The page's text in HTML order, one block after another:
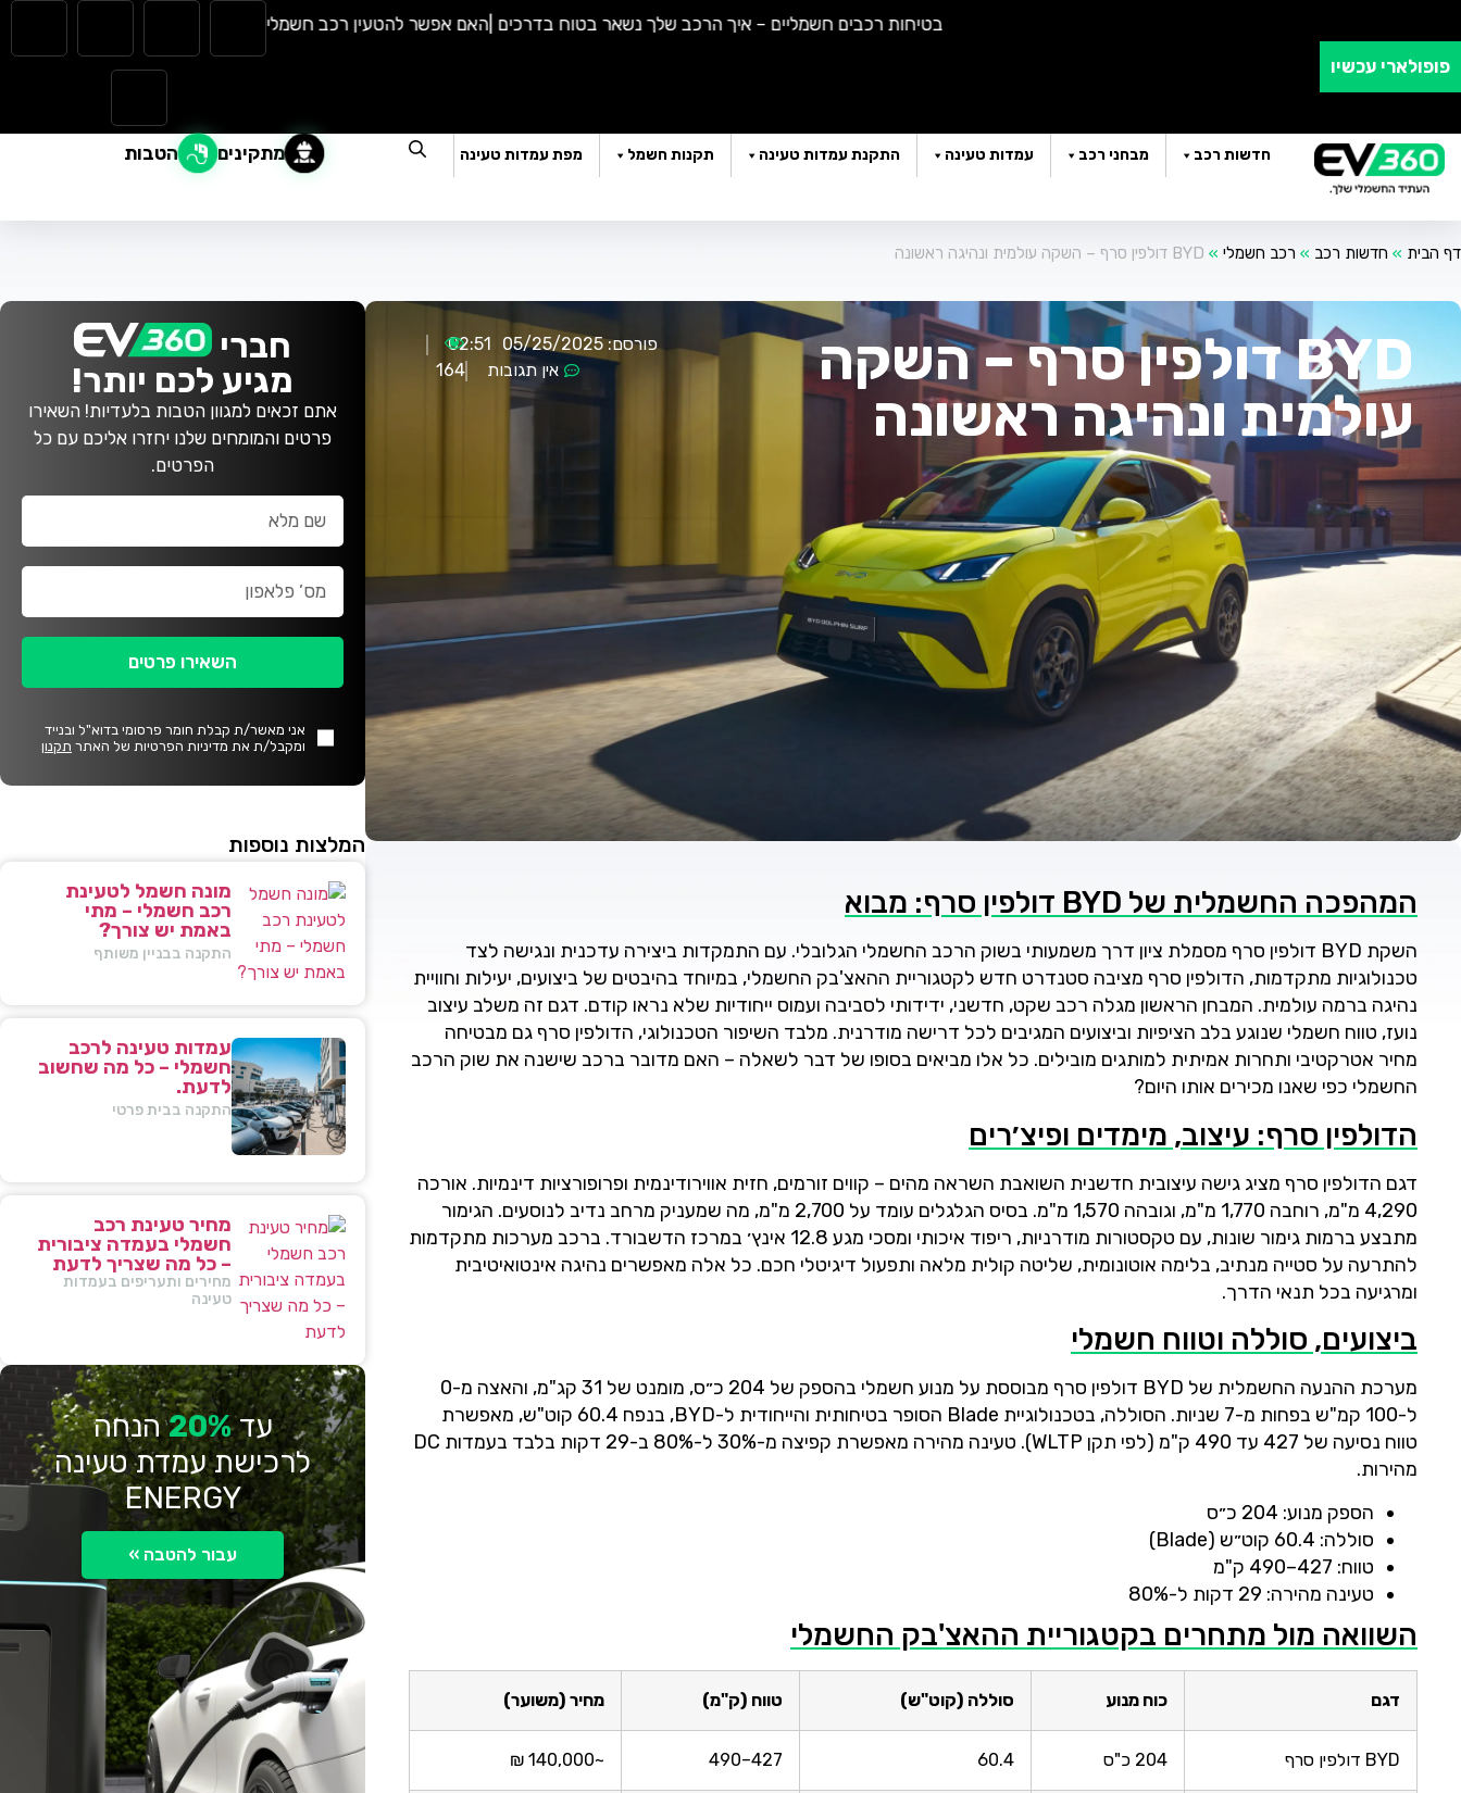
פופולארי עכשיו
בטיחות רכבים חשמליים – איך הרכב שלך נשאר בטוח בדרכים |האם אפשר להטעין רכב חשמלי בגשם? כל מה שצריך לדעת |
חדשות רכב מבחני רכב עמדות טעינה התקנת עמדות טעינה תקנות חשמל מפת עמדות טעינה מתקינים הטבות
דף הבית » חדשות רכב » רכב חשמלי » BYD דולפין סרף – השקה עולמית ונהיגה ראשונה
BYD דולפין סרף – השקה
עולמית ונהיגה ראשונה
פורסם: 05/25/2025
02:51
אין תגובות
164
המהפכה החשמלית של BYD דולפין סרף: מבוא
השקת BYD דולפין סרף מסמלת ציון דרך משמעותי בשוק הרכב החשמלי הגלובלי. עם התמקדות ביצירה עדכנית ונגישה לצד
טכנולוגיות מתקדמות, הדולפין סרף מציבה סטנדרט חדש לקטגוריית ההאצ'בק החשמלי, במיוחד בהיבטים של ביצועים, יעילות וחוויית
נהיגה ברמה עולמית. המבחן הראשון מגלה רכב שקט, חדשני, ידידותי לסביבה ועמוס ייחודיות שלא נראו קודם. דגם זה משלב עיצוב
נועז, טווח חשמלי שנוגע בלב הציפיות וביצועים המגיבים לכל דרישה מודרנית. מלבד השיפור הטכנולוגי, הדולפין סרף גם מבטיחה
מחיר אטרקטיבי ותחרות אמיתית למותגים מובילים. כל אלו מביאים בסופו של דבר לשאלה – האם מדובר ברכב שישנה את שוק הרכב
החשמלי כפי שאנו מכירים אותו היום?
הדולפין סרף: עיצוב, מימדים ופיצ׳רים
דגם הדולפין סרף מציג גישה עיצובית חדשנית השואבת השראה מהים – קווים זורמים, חזית אווירודינמית ופרופורציות דינמיות. אורכה
4,290 מ"מ, רוחבה 1,770 מ"מ, וגובהה 1,570 מ"מ. בסיס הגלגלים עומד על 2,700 מ"מ, מה שמעניק מרחב נדיב לנוסעים. הגימור
מתבצע ברמות גימור שונות, עם טקסטורות מודרניות, ריפוד איכותי ומסכי מגע 12.8 אינץ׳ במרכז הדשבורד. ברכב מערכות מתקדמות
להתרעה על סטייה מנתיב, בלימה אוטונומית, שליטה קולית מלאה ותפעול דיגיטלי חכם. כל אלה מאפשרים נהיגה אינטואיטיבית
ומרגיעה בכל תנאי הדרך.
ביצועים, סוללה וטווח חשמלי
מערכת ההנעה החשמלית של BYD דולפין סרף מבוססת על מנוע חשמלי בהספק של 204 כ״ס, מומנט של 31 קג"מ, והאצה מ-0
ל-100 קמ"ש בפחות מ-7 שניות. הסוללה, בטכנולוגיית Blade הסופר בטיחותית והייחודית ל-BYD, בנפח 60.4 קוט"ש, מאפשרת
טווח נסיעה של 427 עד 490 ק"מ (לפי תקן WLTP). טעינה מהירה מאפשרת קפיצה מ-30% ל-80% ב-29 דקות בלבד בעמדות DC
מהירות.
הספק מנוע: 204 כ״ס
סוללה: 60.4 קוט״ש (Blade)
טווח: 427–490 ק"מ
טעינה מהירה: 29 דקות ל-80%
השוואה מול מתחרים בקטגוריית ההאצ'בק החשמלי
דגם כוח מנוע סוללה (קוט"ש) טווח (ק"מ) מחיר (משוער)
BYD דולפין סרף 204 כ"ס 60.4
427–490
~140,000 ₪
חברי
מגיע לכם יותר!
אתם זכאים למגוון הטבות בלעדיות! השאירו
פרטים והמומחים שלנו יחזרו אליכם עם כל
הפרטים.
אני מאשר/ת קבלת חומר פרסומי בדוא"ל ובנייד
ומקבל/ת את מדיניות הפרטיות של האתר תקנון
השאירו פרטים
המלצות נוספות
מונה חשמל לטעינת
רכב חשמלי – מתי
באמת יש צורך?
התקנה בבניין משותף
עמדות טעינה לרכב
חשמלי – כל מה שחשוב
לדעת.
התקנה בבית פרטי
מחיר טעינת רכב
חשמלי בעמדה ציבורית
– כל מה שצריך לדעת
מחירים ותעריפים בעמדות
טעינה
עד20%הנחה
לרכישת עמדת טעינה
ENERGY
עבור להטבה »